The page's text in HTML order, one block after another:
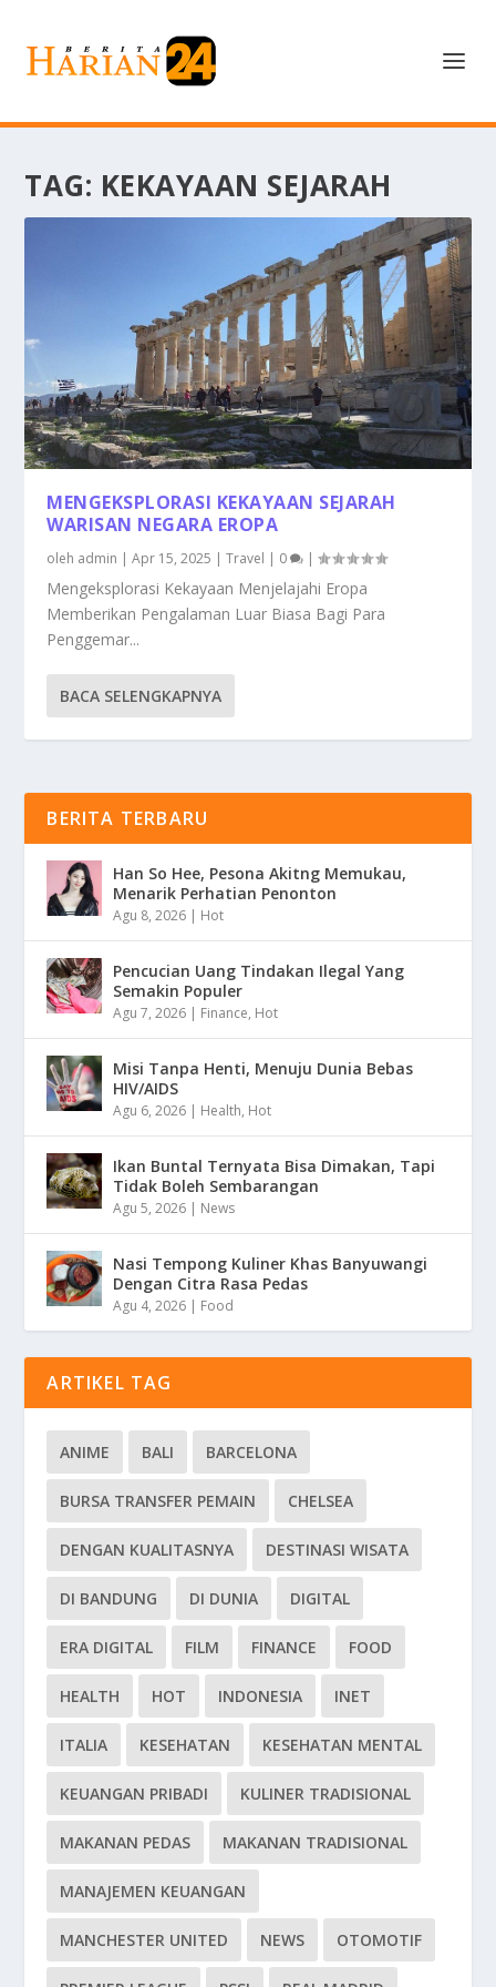
TAG: KEKAYAAN SEJARAH
MENGEKSPLORASI KEKAYAAN SEJARAH
WARISAN NEGARA EROPA
oleh admin |Apr 15, 2025 |Travel | 0 |
Mengeksplorasi Kekayaan Menjelajahi Eropa
Memberikan Pengalaman Luar Biasa Bagi Para
Penggemar...
BACA SELENGKAPNYA
BERITA TERBARU
Han So Hee, Pesona Akitng Memukau,
Menarik Perhatian Penonton
Agu 8, 2026 | Hot
Pencucian Uang Tindakan Ilegal Yang
Semakin Populer
Agu 7, 2026 | Finance, Hot
Misi Tanpa Henti, Menuju Dunia Bebas
HIV/AIDS
Agu 6, 2026 | Health, Hot
Ikan Buntal Ternyata Bisa Dimakan, Tapi
Tidak Boleh Sembarangan
Agu 5, 2026 | News
Nasi Tempong Kuliner Khas Banyuwangi
Dengan Citra Rasa Pedas
Agu 4, 2026 | Food
ARTIKEL TAG
ANIME BALI BARCELONA
BURSA TRANSFER PEMAIN CHELSEA
DENGAN KUALITASNYA DESTINASI WISATA
DI BANDUNG DI DUNIA DIGITAL
ERA DIGITAL FILM FINANCE FOOD
HEALTH HOT INDONESIA INET
ITALIA KESEHATAN KESEHATAN MENTAL
KEUANGAN PRIBADI KULINER TRADISIONAL
MAKANAN PEDAS MAKANAN TRADISIONAL
MANAJEMEN KEUANGAN
MANCHESTER UNITED NEWS OTOMOTIF